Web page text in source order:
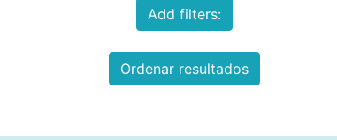
Add filters:
Ordenar resultados